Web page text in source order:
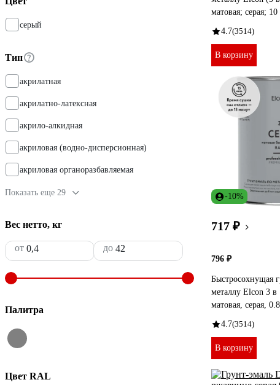
серый
Тип
акрилатная
акрилатно-латексная
акрило-алкидная
акриловая (водно-дисперсионная)
акриловая органоразбавляемая
Показать еще 29
Вес нетто, кг
от до
Палитра
Цвет RAL
матовая; серая;
4.7(3514)
В корзину
-10%
717 ₽
796 ₽
Быстросохнущая
металлу Elcon 3 в
матовая, серая,
4.7(3514)
В корзину